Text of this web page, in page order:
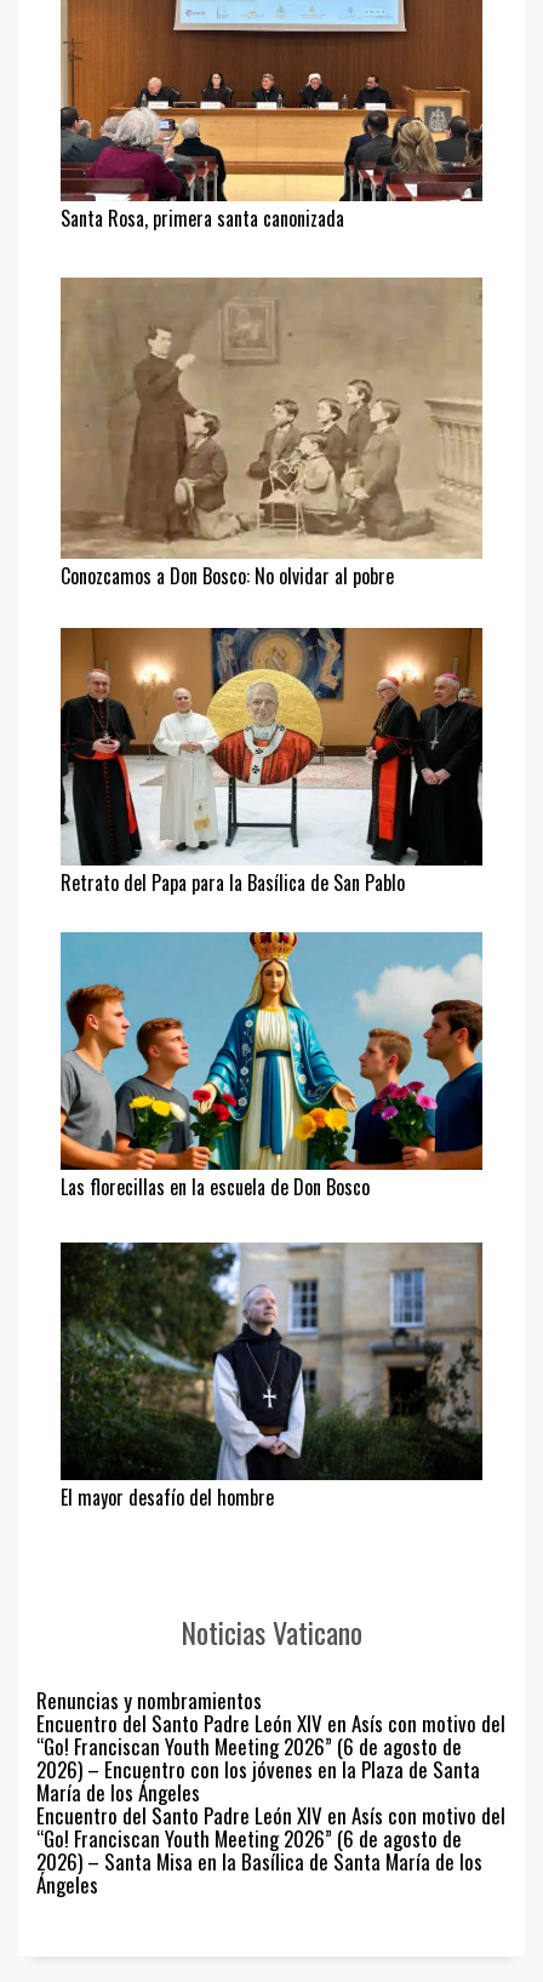
Santa Rosa, primera santa canonizada
Conozcamos a Don Bosco: No olvidar al pobre
Retrato del Papa para la Basílica de San Pablo
Las florecillas en la escuela de Don Bosco
El mayor desafío del hombre
Noticias Vaticano
Renuncias y nombramientos
Encuentro del Santo Padre León XIV en Asís con motivo del
“Go! Franciscan Youth Meeting 2026” (6 de agosto de
2026) – Encuentro con los jóvenes en la Plaza de Santa
María de los Ángeles
Encuentro del Santo Padre León XIV en Asís con motivo del
“Go! Franciscan Youth Meeting 2026” (6 de agosto de
2026) – Santa Misa en la Basílica de Santa María de los
Ángeles